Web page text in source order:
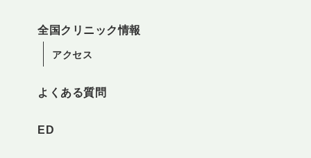
全国クリニック情報
アクセス
よくある質問
ED